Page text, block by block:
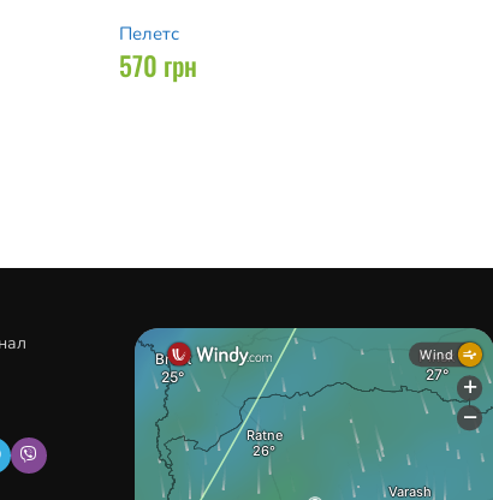
Пелетс
570 грн